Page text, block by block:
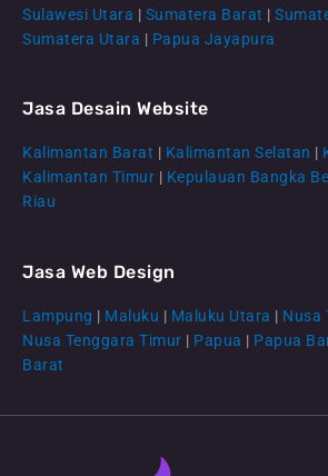
CS Lenteraweb
Sulawesi Utara | Sumatera Barat |
Sumatera Utara | Papua Jayapura
Jasa Desain Website
Kalimantan Barat | Kalimantan Selatan |
Kalimantan Timur | Kepulauan Bangka
Riau
Jasa Web Design
Lampung | Maluku | Maluku Utara | Nusa
Nusa Tenggara Timur | Papua | Papua
Barat